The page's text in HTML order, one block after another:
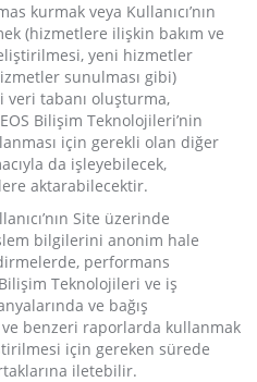
kurmak veya Kullanıcı’nın
(hizmetlere ilişkin bakım ve
yeni hizmetler
sunulması gibi)
veri tabanı oluşturma,
Bilişim Teknolojileri’nin
için gerekli olan diğer
da işleyebilecek,
aktarabilecektir.
Site üzerinde
bilgilerini anonim hale
performans
Teknolojileri ve iş
ve bağış
ve benzeri raporlarda kullanmak
için gereken sürede
iletebilir.